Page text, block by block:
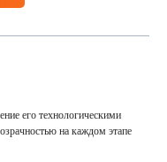
его технологическими
на каждом этапе